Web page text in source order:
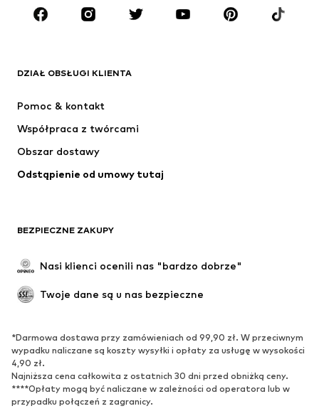
Akcesoria
Premium
Nowości
Kurtki
Bielizna
Płaszcze
Spódnice
Specjalne okazje
Ekskluzywne
Nowości
Na czasie
Trampki & sneakersy
Czółenka & buty na obcasie
Kozaki
Sandały
DZIAŁ OBSŁUGI KLIENTA
Pomoc & kontakt
Współpraca z twórcami
Obszar dostawy
Odstąpienie od umowy tutaj
BEZPIECZNE ZAKUPY
Nasi klienci ocenili nas "bardzo dobrze"
Twoje dane są u nas bezpieczne
*Darmowa dostawa przy zamówieniach od 99,90 zł. W przeciwnym
wypadku naliczane są koszty wysyłki i opłaty za usługę w wysokości
4,90 zł.
Najniższa cena całkowita z ostatnich 30 dni przed obniżką ceny.
****Opłaty mogą być naliczane w zależności od operatora lub w
przypadku połączeń z zagranicy.